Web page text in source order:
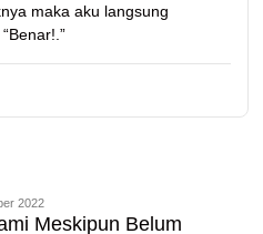
maka aku langsung
2022
Meskipun Belum